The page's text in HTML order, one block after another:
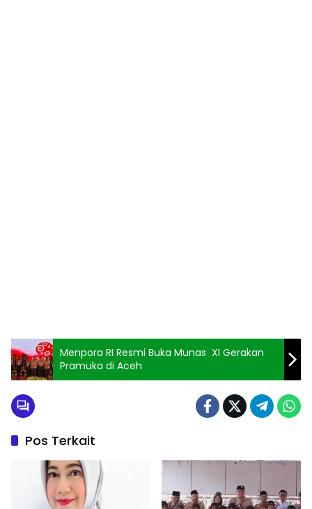
Menpora RI Resmi Buka Munas XI Gerakan
Pramuka di Aceh
Pos Terkait